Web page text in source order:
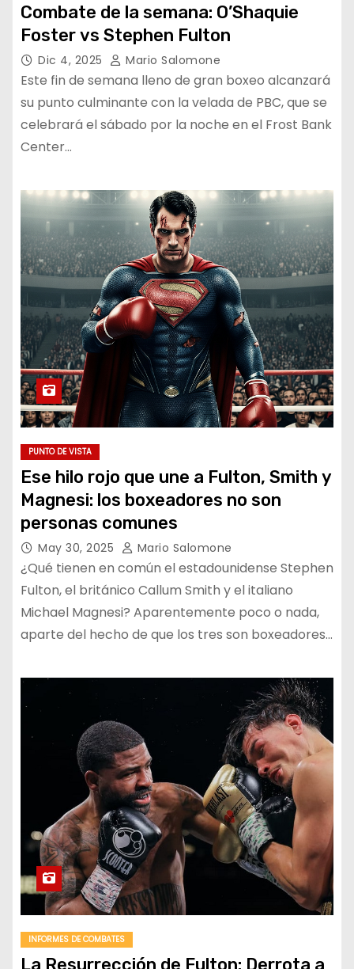
Combate de la semana: O’Shaquie
Foster vs Stephen Fulton
Dic 4, 2025 Mario Salomone
Este fin de semana lleno de gran boxeo alcanzará
su punto culminante con la velada de PBC, que se
celebrará el sábado por la noche en el Frost Bank
Center…
PUNTO DE VISTA
Ese hilo rojo que une a Fulton, Smith y
Magnesi: los boxeadores no son
personas comunes
May 30, 2025 Mario Salomone
¿Qué tienen en común el estadounidense Stephen
Fulton, el británico Callum Smith y el italiano
Michael Magnesi? Aparentemente poco o nada,
aparte del hecho de que los tres son boxeadores…
INFORMES DE COMBATES
La Resurrección de Fulton: Derrota a